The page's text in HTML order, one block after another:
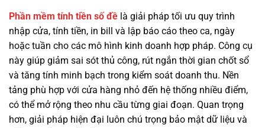
Phần mềm tính tiền số đề là giải pháp tối ưu quy trình
nhập cửa, tính tiền, in bill và lập báo cáo theo ca, ngày
hoặc tuần cho các mô hình kinh doanh hợp pháp. Công cụ
này giúp giảm sai sót thủ công, rút ngắn thời gian chốt sổ
và tăng tính minh bạch trong kiểm soát doanh thu. Nền
tảng phù hợp với cửa hàng nhỏ đến hệ thống nhiều điểm,
có thể mở rộng theo nhu cầu từng giai đoạn. Quan trọng
hơn, giải pháp hiện đại luôn chú trọng bảo mật dữ liệu và